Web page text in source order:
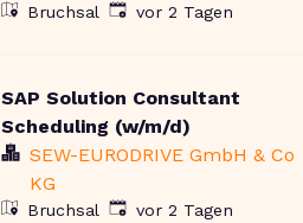
Bruchsal Veröffentlicht:
vor 2 Tagen
SAP Solution Consultant
Scheduling (w/m/d)
SEW-EURODRIVE GmbH & Co
KG
Bruchsal Veröffentlicht:
vor 2 Tagen